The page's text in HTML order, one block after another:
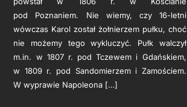
pod Poznaniem. Nie wiemy, czy 16-letni
wówczas Karol został żołnierzem pułku, choć
nie możemy tego wykluczyć. Pułk walczył
m.in. w 1807 r. pod Tczewem i Gdańskiem,
w 1809 r. pod Sandomierzem i Zamościem.
W wyprawie Napoleona […]